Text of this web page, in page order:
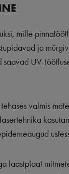
mille
ja
UV-
valmis
laastplaat